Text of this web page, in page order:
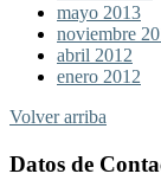
mayo 2013
noviembre
abril 2012
enero 2012
Volver arriba
Datos de